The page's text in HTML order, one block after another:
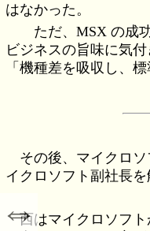
はなかった。
ただ、MSX の成
ビジネスの旨味に気
「機種差を吸収し、
その後、マイクロ
イクロソフト副社長を
西はマイクロソフ
⇔